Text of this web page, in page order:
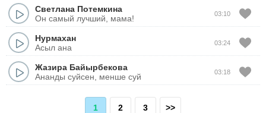
Светлана Потемкина
Он самый лучший, мама!
03:10
Нурмахан
Асыл ана
03:24
Жазира Байырбекова
Ананды суйсен, менше суй
03:18
1 2 3 >>